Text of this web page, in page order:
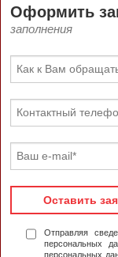
Оформить
заполнения
Оставить
Отправляя
персональных
персональных